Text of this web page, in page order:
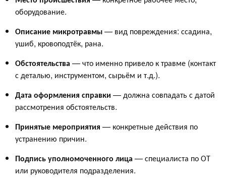
оборудование.
Описание микротравмы— вид повреждения: ссадина,
ушиб, кровоподтёк, рана.
Обстоятельства — что именно привело к травме (контакт
с деталью, инструментом, сырьём и т.д.).
Дата оформления справки — должна совпадать с датой
рассмотрения обстоятельств.
Принятые мероприятия — конкретные действия по
устранению причин.
Подпись уполномоченного лица — специалиста по ОТ
или руководителя подразделения.